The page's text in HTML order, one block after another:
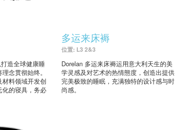
造全球健康睡
念贯彻始终。
料领域开发创
化的寝具，务必
多运来床褥
位置: L3 2&3
Dorelan 多运来床褥运用意大利天生的美
学灵感及对艺术的热情態度，创造出提供
完美极致的睡眠，充满独特的设计感与时
尚感。